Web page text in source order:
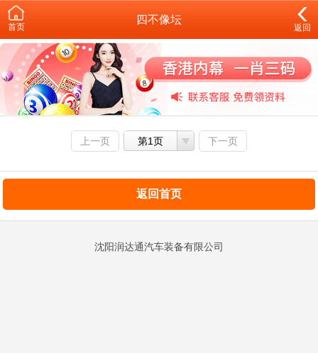
首页
四不像坛
返回
上一页 第1页 下一页
返回首页
沈阳润达通汽车装备有限公司